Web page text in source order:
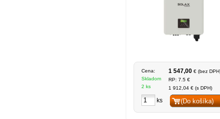
Cena:
Skladom
2 ks
1 547,00 € (bez
RP: 7.5 €
1 912,04 € (s DPH)
ks (Do košíka)